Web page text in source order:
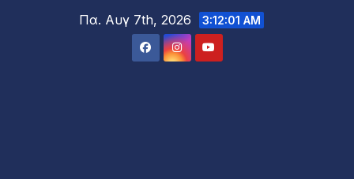
Πα. Αυγ 7th, 2026 3:12:03 AM